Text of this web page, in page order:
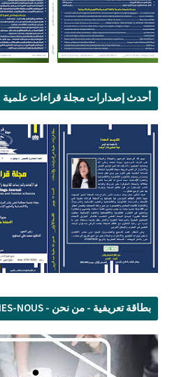
أحدث إصدارات مجلة قراءات علمية
بطاقة تعريفية - من نحن - QUI SOMMES-NOUS